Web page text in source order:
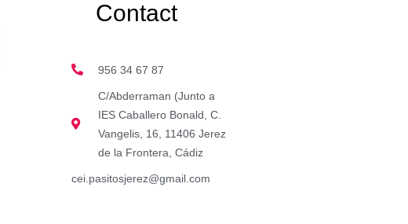
Contact
956 34 67 87
C/Abderraman (Junto a
IES Caballero Bonald, C.
Vangelis, 16, 11406 Jerez
de la Frontera, Cádiz
cei.pasitosjerez@gmail.com